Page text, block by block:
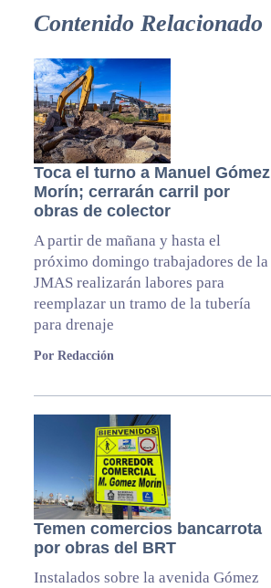
Contenido Relacionado
Toca el turno a Manuel Gómez
Morín; cerrarán carril por
obras de colector
A partir de mañana y hasta el
próximo domingo trabajadores de la
JMAS realizarán labores para
reemplazar un tramo de la tubería
para drenaje
Por Redacción
Temen comercios bancarrota
por obras del BRT
Instalados sobre la avenida Gómez